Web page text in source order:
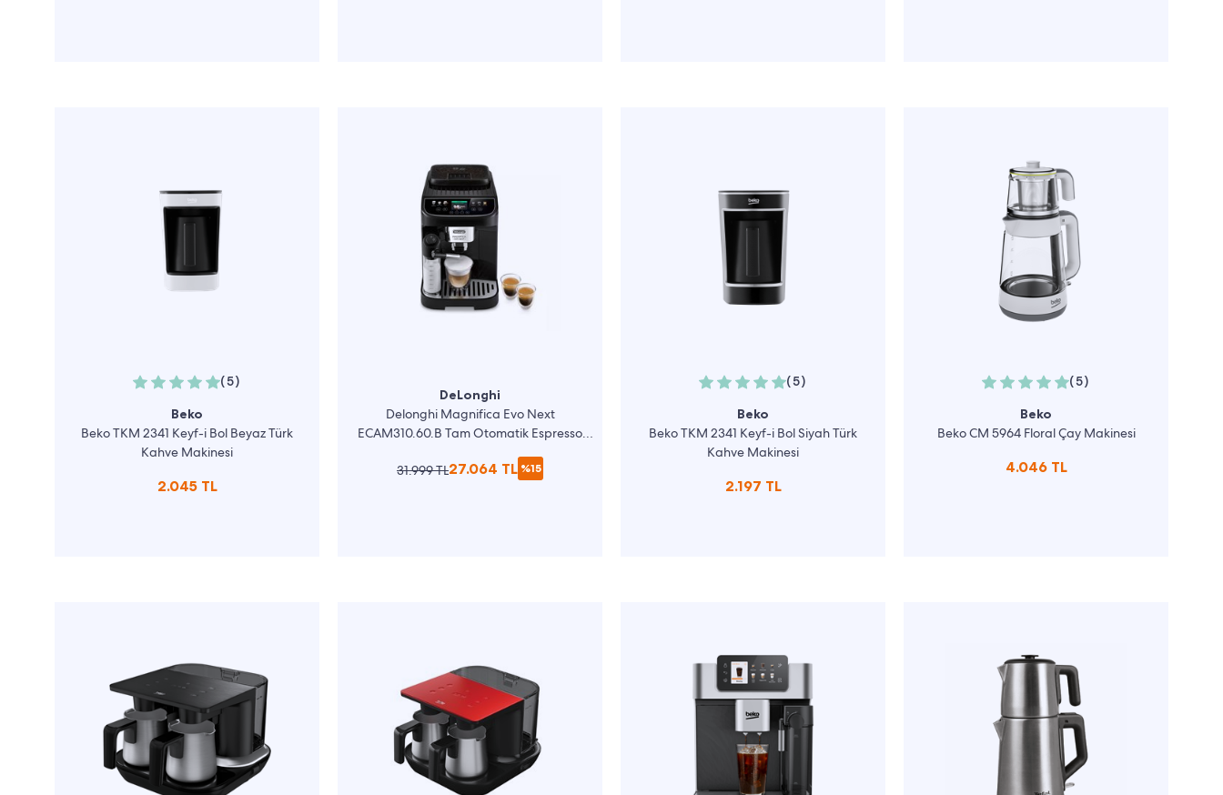
(5)
Beko
Beko TKM 2341 Keyf-i Bol Beyaz Türk
Kahve Makinesi
2.045 TL
DeLonghi
Delonghi Magnifica Evo Next
ECAM310.60.B Tam Otomatik Espresso
31.999 TL27.064 TL %15
(5)
Beko
Beko TKM 2341 Keyf-i Bol Siyah Türk
Kahve Makinesi
2.197 TL
(5)
Beko
Beko CM 5964 Floral Çay Makinesi
4.046 TL